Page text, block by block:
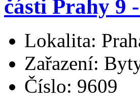
části Prahy 9
Lokalita:
Zařazení:
Číslo: 9609